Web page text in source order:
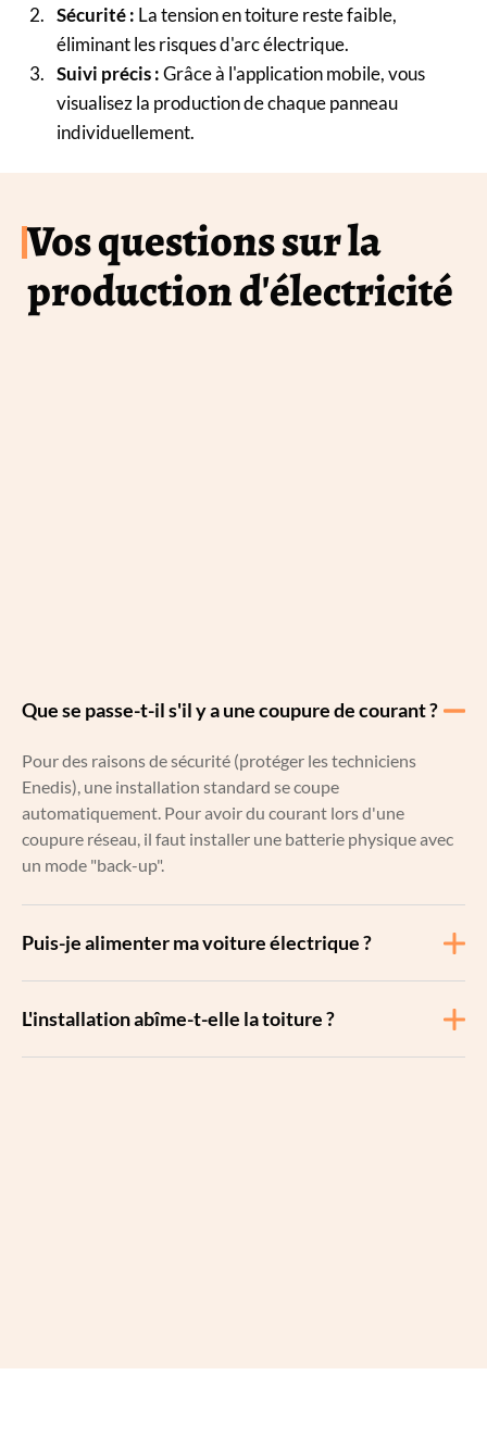
Sécurité : La tension en toiture reste faible,
éliminant les risques d'arc électrique.
Suivi précis :Grâce à l'application mobile, vous
visualisez la production de chaque panneau
individuellement.
Vos questions sur la
production d'électricité
Que se passe-t-il s'il y a une coupure de courant ?
Pour des raisons de sécurité (protéger les techniciens
Enedis), une installation standard se coupe
automatiquement. Pour avoir du courant lors d'une
coupure réseau, il faut installer une batterie physique avec
un mode "back-up".
Puis-je alimenter ma voiture électrique ?
L'installation abîme-t-elle la toiture ?